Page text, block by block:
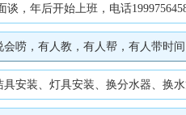
，年后开始上班，电话
唠，有人教，有人帮，有人带时
安装、灯具安装、换分水器、换水